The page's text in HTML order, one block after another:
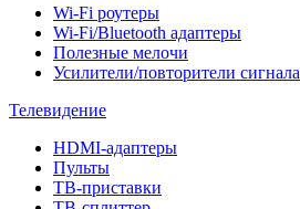
Wi-Fi роутеры
Wi-Fi/Bluetooth адаптеры
Полезные мелочи
Усилители/повторители сигнала
Телевидение
HDMI-адаптеры
Пульты
ТВ-приставки